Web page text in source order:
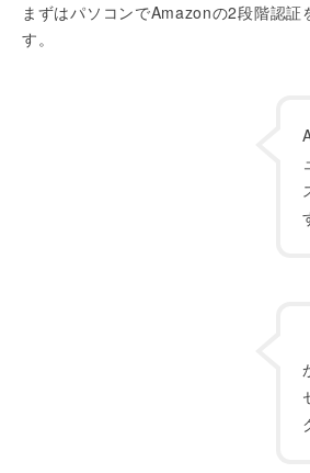
まずはパソコンでAmazonの2段階認
す。